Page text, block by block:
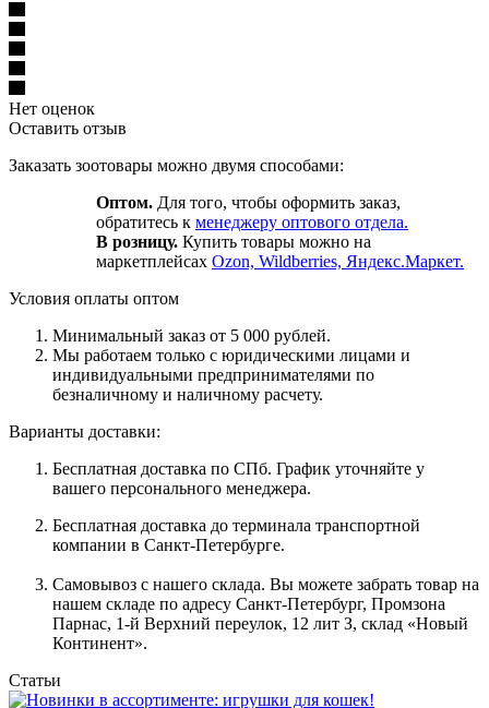
Нет оценок
Оставить отзыв
Заказать зоотовары можно двумя способами:
Оптом. Для того, чтобы оформить заказ,
обратитесь к менеджеру оптового отдела.
В розницу. Купить товары можно на
маркетплейсах Ozon, Wildberries, Яндекс.Маркет.
Условия оплаты оптом
Минимальный заказ от 5 000 рублей.
Мы работаем только с юридическими лицами и
индивидуальными предпринимателями по
безналичному и наличному расчету.
Варианты доставки:
Бесплатная доставка по СПб. График уточняйте у
вашего персонального менеджера.
Бесплатная доставка до терминала транспортной
компании в Санкт-Петербурге.
Самовывоз с нашего склада. Вы можете забрать товар на
нашем складе по адресу Санкт-Петербург, Промзона
Парнас, 1-й Верхний переулок, 12 лит З, склад «Новый
Континент».
Статьи